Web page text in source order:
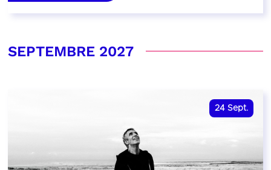
SEPTEMBRE 2027
24 Sept.